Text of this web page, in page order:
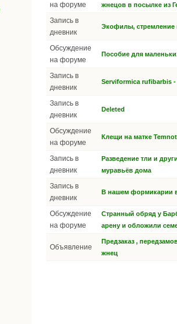
на форуме
жнецов в посылке из
Запись в
дневник
Экофилы,
Обсуждение
на форуме
Пособие для
Запись в
дневник
Serviformica rufibarbis -
Запись в
дневник
Deleted
Обсуждение
на форуме
Клещи на матке
Запись в
дневник
Разведение тли и
муравьёв дома
Запись в
дневник
В нашем формикарии
Обсуждение
на форуме
Странный обряд у
арену и обложили
Объявление
Предзаказ ,
жнец